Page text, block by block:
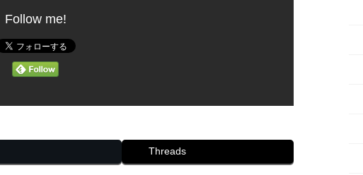
Follow me!
Threads